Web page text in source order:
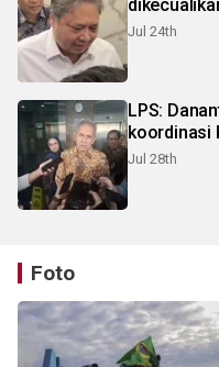
Jul 24th
LPS:
koordinasi
Jul 28th
Foto